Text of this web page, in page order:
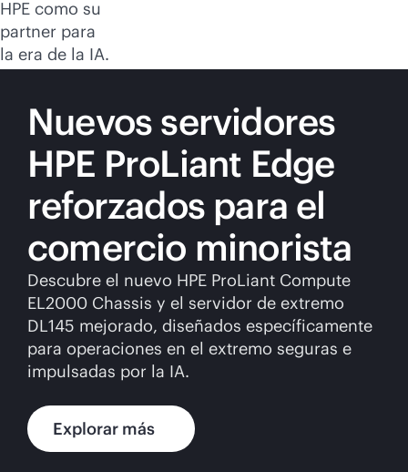
HPE como su
partner para
la era de la IA.
Nuevos servidores
HPE ProLiant Edge
reforzados para el
comercio minorista
Descubre el nuevo HPE ProLiant Compute
EL2000 Chassis y el servidor de extremo
DL145 mejorado, diseñados específicamente
para operaciones en el extremo seguras e
impulsadas por la IA.
Explorar más